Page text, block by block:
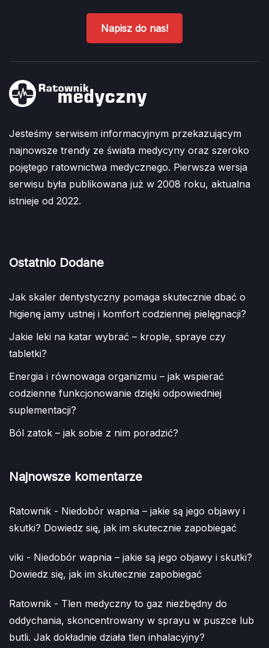
Napisz do nas!
Jesteśmy serwisem informacyjnym przekazującym
najnowsze trendy ze świata medycyny oraz szeroko
pojętego ratownictwa medycznego. Pierwsza wersja
serwisu była publikowana już w 2008 roku, aktualna
istnieje od 2022.
Ostatnio Dodane
Jak skaler dentystyczny pomaga skutecznie dbać o
higienę jamy ustnej i komfort codziennej pielęgnacji?
Jakie leki na katar wybrać – krople, spraye czy
tabletki?
Energia i równowaga organizmu – jak wspierać
codzienne funkcjonowanie dzięki odpowiedniej
suplementacji?
Ból zatok – jak sobie z nim poradzić?
Najnowsze komentarze
Ratownik - Niedobór wapnia – jakie są jego objawy i
skutki? Dowiedz się, jak im skutecznie zapobiegać
viki - Niedobór wapnia – jakie są jego objawy i skutki?
Dowiedz się, jak im skutecznie zapobiegać
Ratownik - Tlen medyczny to gaz niezbędny do
oddychania, skoncentrowany w sprayu w puszce lub
butli. Jak dokładnie działa tlen inhalacyjny?